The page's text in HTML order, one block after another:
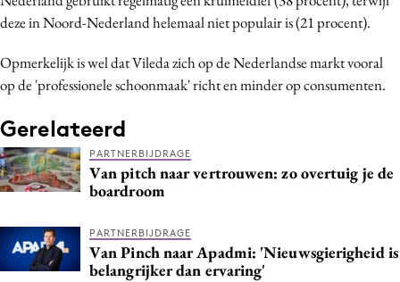
deze in Noord-Nederland helemaal niet populair is (21 procent).
Opmerkelijk is wel dat Vileda zich op de Nederlandse markt vooral
op de 'professionele schoonmaak' richt en minder op consumenten.
Gerelateerd
PARTNERBIJDRAGE
Van pitch naar vertrouwen: zo overtuig je de
boardroom
PARTNERBIJDRAGE
Van Pinch naar Apadmi: 'Nieuwsgierigheid is
belangrijker dan ervaring'